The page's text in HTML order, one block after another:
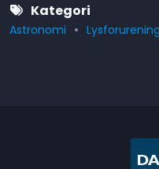
Kategori
Astronomi Lysforurening